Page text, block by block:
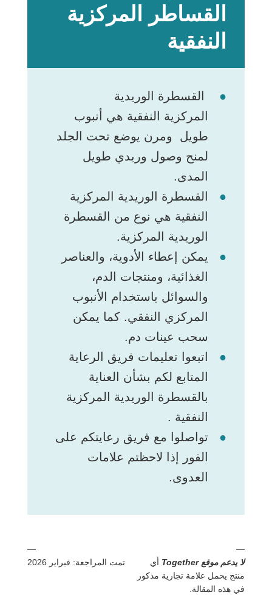
القساطر المركزية
النفقية
القسطرة الوريدية
المركزية النفقية هي أنبوب
طويل ومرن يوضع تحت الجلد
لمنح وصول وريدي طويل
المدى.
القسطرة الوريدية المركزية
النفقية هي نوع من القسطرة
الوريدية المركزية.
يمكن إعطاء الأدوية، والعناصر
الغذائية، ومنتجات الدم،
والسوائل باستخدام الأنبوب
المركزي النفقي. كما يمكن
سحب عينات دم.
اتبعوا تعليمات فريق الرعاية
المتابع لكم بشأن العناية
بالقسطرة الوريدية المركزية
النفقية .
تواصلوا مع فريق رعايتكم على
الفور إذا لاحظتم علامات
العدوى.
—
لا يدعم موقع Together
أي
منتج يحمل علامة تجارية مذكور
في هذه المقالة.
—
تمت المراجعة: فبراير 2026